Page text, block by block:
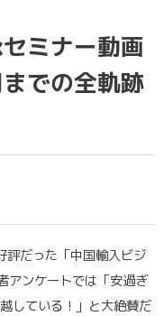
ミナー動画
での全軌跡
だった「中国輸入ビジ
アンケートでは「安過ぎ
している！」と大絶賛だ